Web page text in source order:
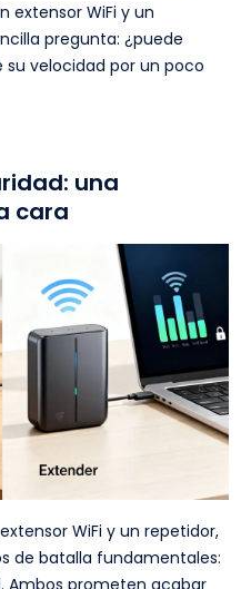
extensor WiFi y un
pregunta: ¿puede
velocidad por un poco
una
cara
WiFi y un repetidor,
de batalla fundamentales: